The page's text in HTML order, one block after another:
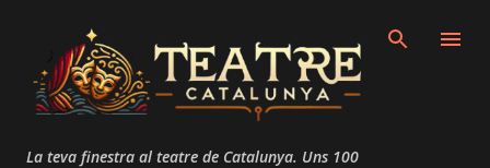
La teva finestra al teatre de Catalunya. Uns 100